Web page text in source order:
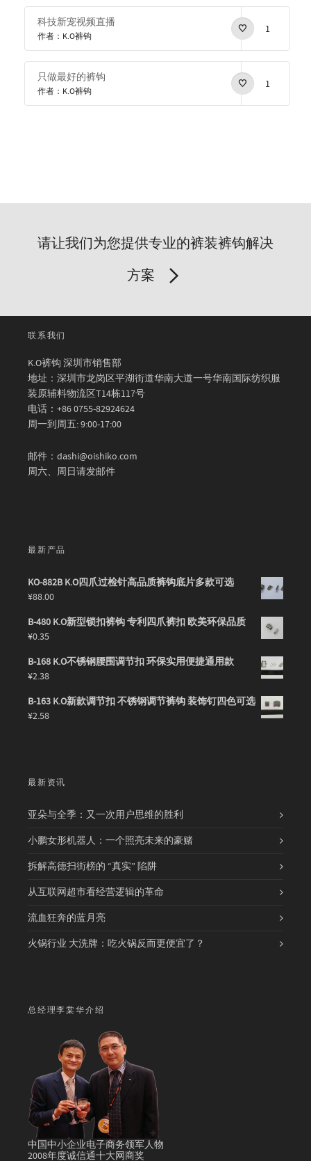
科技新宠视频直播
作者：K.O裤钩
1
只做最好的裤钩
作者：K.O裤钩
1
请让我们为您提供专业的裤装裤钩解决
方案
联系我们
K.O裤钩 深圳市销售部
地址：深圳市龙岗区平湖街道华南大道一号华南国际纺织服
装原辅料物流区T14栋117号
电话：+86 0755-82924624
周一到周五: 9:00-17:00
邮件：dashi@oishiko.com
周六、周日请发邮件
最新产品
KO-882B K.O四爪过检针高品质裤钩底片多款可选
¥88.00
B-480 K.O新型锁扣裤钩 专利四爪裤扣 欧美环保品质
¥0.35
B-168 K.O不锈钢腰围调节扣 环保实用便捷通用款
¥2.38
B-163 K.O新款调节扣 不锈钢调节裤钩 装饰钉四色可选
¥2.58
最新资讯
亚朵与全季：又一次用户思维的胜利
小鹏女形机器人：一个照亮未来的豪赌
拆解高德扫街榜的 “真实” 陷阱
从互联网超市看经营逻辑的革命
流血狂奔的蓝月亮
火锅行业 大洗牌：吃火锅反而更便宜了？
总经理李棠华介绍
中国中小企业电子商务领军人物
2008年度诚信通十大网商奖